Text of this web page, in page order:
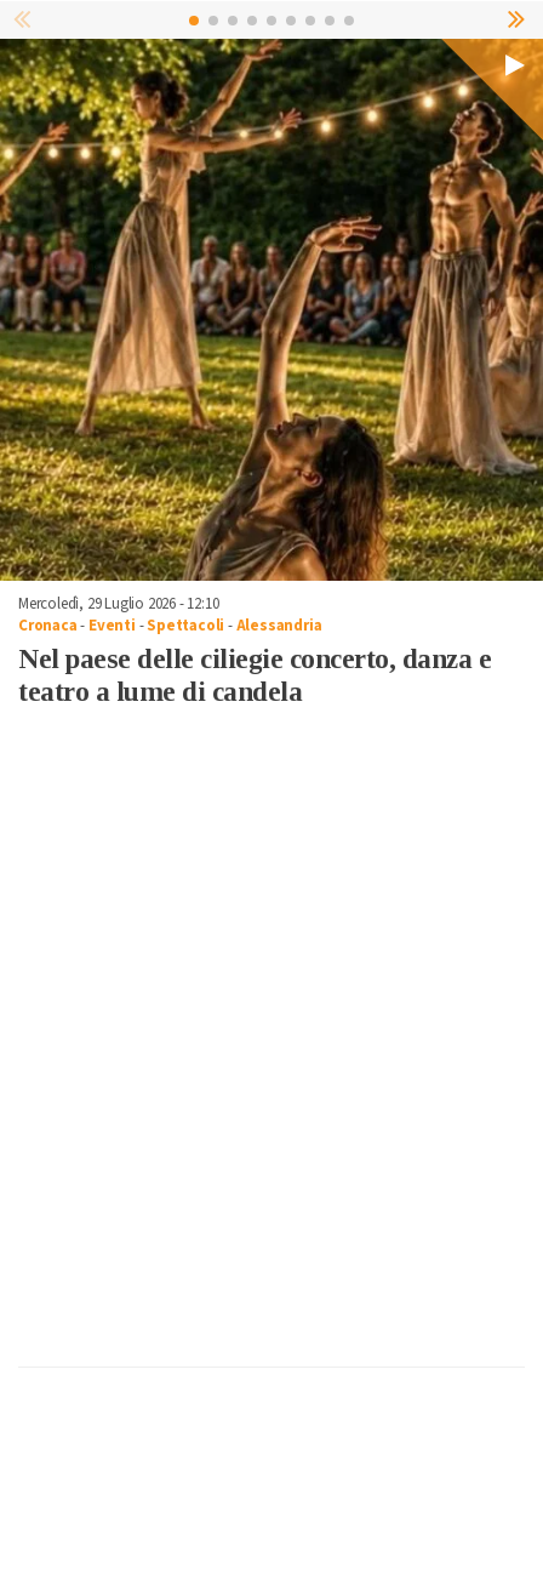
Mercoledì, 29 Luglio 2026 - 12:10
Cronaca- Eventi -Spettacoli -Alessandria
Nel paese delle ciliegie concerto, danza e
teatro a lume di candela